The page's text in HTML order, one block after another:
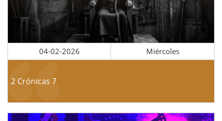
04-02-2026 Miércoles
2 Crónicas 7